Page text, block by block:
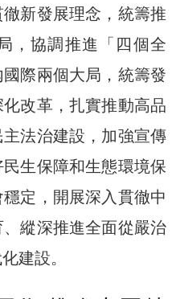
新發展理念，統籌推
，協調推進「四個全
際兩個大局，統籌發
改革，扎實推動高品
法治建設，加強宣傳
生保障和生態環境保
定，開展深入貫徹中
縱深推進全面從嚴治
建設。